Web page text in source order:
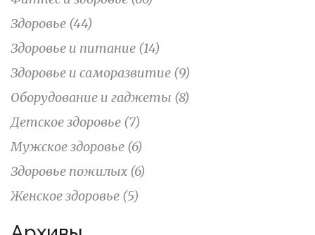
Здоровье (44)
Здоровье и питание (14)
Здоровье и саморазвитие (9)
Оборудование и гаджеты (8)
Детское здоровье (7)
Мужское здоровье (6)
Здоровье пожилых (6)
Женское здоровье (5)